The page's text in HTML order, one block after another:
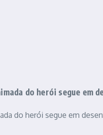
do herói segue em
do herói segue em